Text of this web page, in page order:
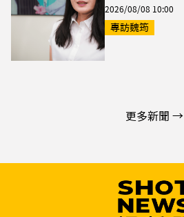
2026/08/08 10:00
專訪魏筠
更多新聞 →